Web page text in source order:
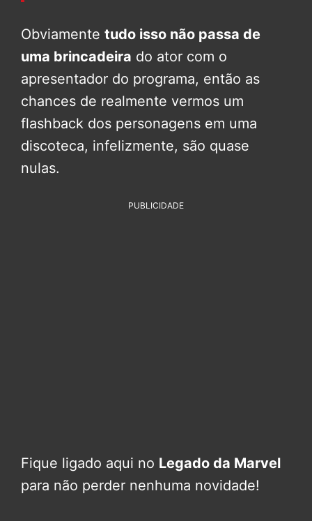
Obviamente tudo isso não passa de
uma brincadeira do ator com o
apresentador do programa, então as
chances de realmente vermos um
flashback dos personagens em uma
discoteca, infelizmente, são quase
nulas.
PUBLICIDADE
Fique ligado aqui no Legado da Marvel
para não perder nenhuma novidade!